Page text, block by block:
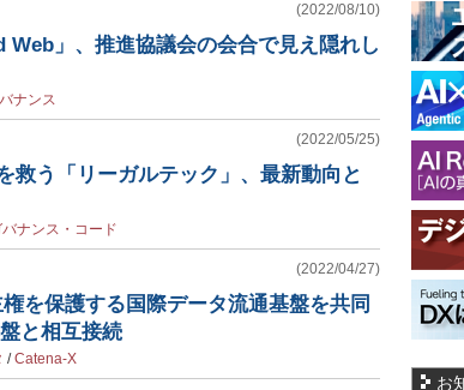
(2022/08/10)
」、推進協議会の会合で見え隠れし
ナンス
(2022/05/25)
救う「リーガルテック」、最新動向と
ナンス・コード
(2022/04/27)
を保護する国際データ流通基盤を共同
と相互接続
/Catena-X
お